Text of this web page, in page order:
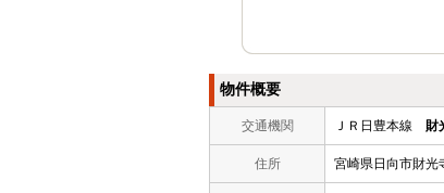
物件概要
交通機関 ＪＲ日豊本線 財
住所 宮崎県日向市財光